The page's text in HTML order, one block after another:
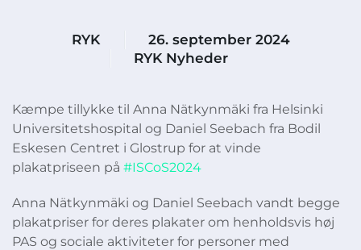
RYK
26. september 2024
RYK Nyheder
Kæmpe tillykke til Anna Nätkynmäki fra Helsinki
Universitetshospital og Daniel Seebach fra Bodil
Eskesen Centret i Glostrup for at vinde
plakatpriseen på #ISCoS2024
Anna Nätkynmäki og Daniel Seebach vandt begge
plakatpriser for deres plakater om henholdsvis høj
PAS og sociale aktiviteter for personer med